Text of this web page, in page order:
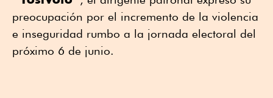
preocupación por el incremento de la violencia
e inseguridad rumbo a la jornada electoral del
próximo 6 de junio.